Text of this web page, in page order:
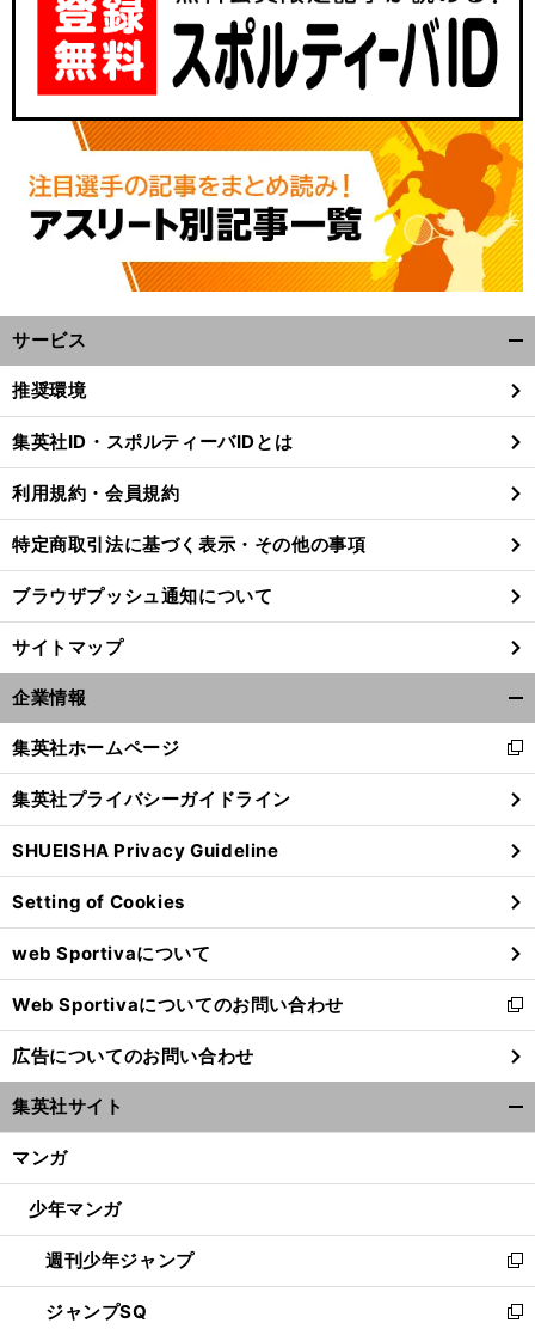
。全
へ
サービス
閉
る
推奨環境
集英社ID・スポルティーバIDとは
利用規約・会員規約
特定商取引法に基づく表示・その他の事項
ブラウザプッシュ通知について
サイトマップ
企業情報
閉
る
集英社ホームページ
新
し
い
ウ
ィ
ン
ド
ウ
で
開
く
集英社プライバシーガイドライン
SHUEISHA Privacy Guideline
Setting of Cookies
web Sportivaについて
Web Sportivaについてのお問い合わせ
新
し
い
ウ
ィ
ン
ウ
開
く
広告についてのお問い合わせ
集英社サイト
マンガ
少年マンガ
週刊少年ジャンプ
新
し
い
ジャンプSQ
新